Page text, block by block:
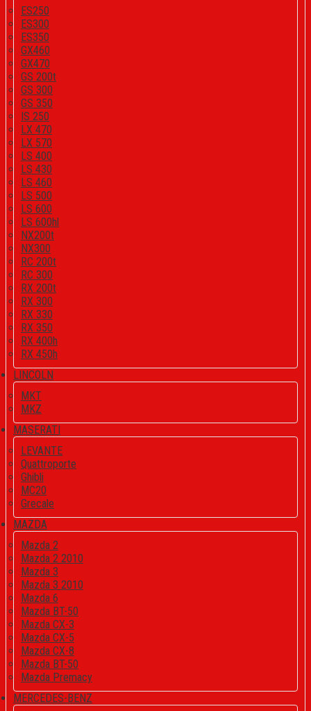
ES250
ES300
ES350
GX460
GX470
GS 200t
GS 300
GS 350
IS 250
LX 470
LX 570
LS 400
LS 430
LS 460
LS 500
LS 600
LS 600hl
NX200t
NX300
RC 200t
RC 300
RX 200t
RX 300
RX 330
RX 350
RX 400h
RX 450h
LINCOLN
MKT
MKZ
MASERATI
LEVANTE
Quattroporte
Ghibli
MC20
Grecale
MAZDA
Mazda 2
Mazda 2 2010
Mazda 3
Mazda 3 2010
Mazda 6
Mazda BT-50
Mazda CX-3
Mazda CX-5
Mazda CX-8
Mazda BT-50
Mazda Premacy
MERCEDES-BENZ